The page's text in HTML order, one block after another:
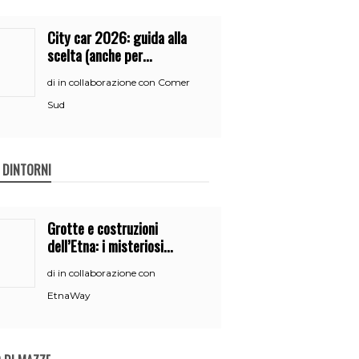
City car 2026: guida alla
scelta (anche per
neopatentati)
di in collaborazione con Comer
Sud
Grotte e costruzioni
dell’Etna: i misteriosi
di in collaborazione con
EtnaWay